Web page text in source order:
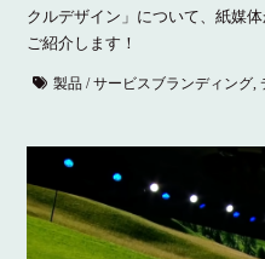
クルデザイン」について、紙媒
ご紹介します！
製品 / サービスブランディング,